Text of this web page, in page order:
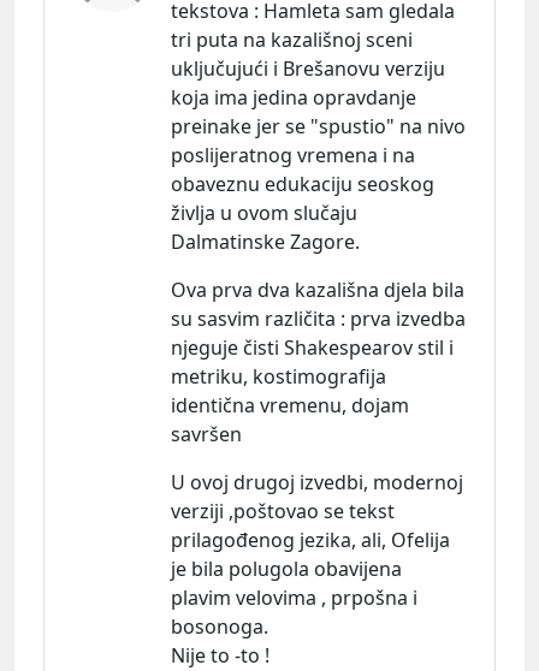
tekstova : Hamleta sam gledala
tri puta na kazališnoj sceni
uključujući i Brešanovu verziju
koja ima jedina opravdanje
preinake jer se "spustio" na nivo
poslijeratnog vremena i na
obaveznu edukaciju seoskog
življa u ovom slučaju
Dalmatinske Zagore.
Ova prva dva kazališna djela bila
su sasvim različita : prva izvedba
njeguje čisti Shakespearov stil i
metriku, kostimografija
identična vremenu, dojam
savršen
U ovoj drugoj izvedbi, modernoj
verziji ,poštovao se tekst
prilagođenog jezika, ali, Ofelija
je bila polugola obavijena
plavim velovima , prpošna i
bosonoga.
Nije to -to !